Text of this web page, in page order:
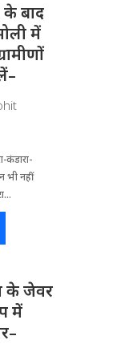
के बाद
में
कंडारा-
भी नहीं
के जेवर
में